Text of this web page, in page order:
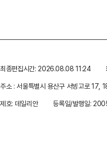
최종편집시간: 2026.08.08 11:24
주소 : 서울특별시 용산구 서빙고로 17,
제호: 데일리안
등록일/발행일: